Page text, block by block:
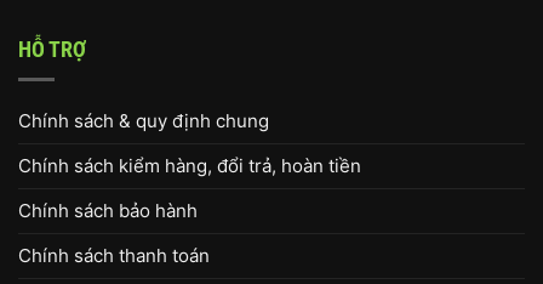
HỖ TRỢ
Chính sách & quy định chung
Chính sách kiểm hàng, đổi trả, hoàn tiền
Chính sách bảo hành
Chính sách thanh toán